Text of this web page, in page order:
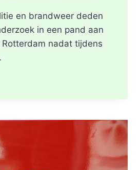
en brandweer deden
in een pand aan
nadat tijdens